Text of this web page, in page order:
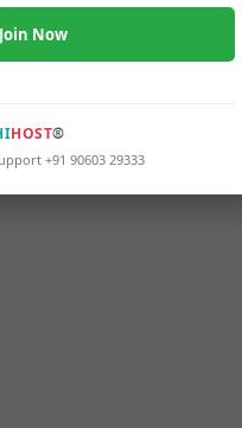
ಇಂದಿನ ದಿನಗಳಲ್ಲಿ ಇಂಥಹ
Join Now
HOST®
+91 90603 29333